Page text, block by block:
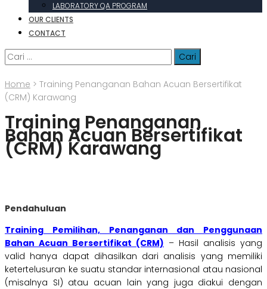
LABORATORY QA PROGRAM
OUR CLIENTS
CONTACT
Cari
untuk:
Home > Training Penanganan Bahan Acuan Bersertifikat
(CRM) Karawang
Training Penanganan
Bahan Acuan Bersertifikat
(CRM) Karawang
Pendahuluan
Training Pemilihan, Penanganan dan Penggunaan
Bahan Acuan Bersertifikat (CRM) – Hasil analisis yang
valid hanya dapat dihasilkan dari analisis yang memiliki
ketertelusuran ke suatu standar internasional atau nasional
(misalnya SI) atau acuan lain yang juga diakui dengan